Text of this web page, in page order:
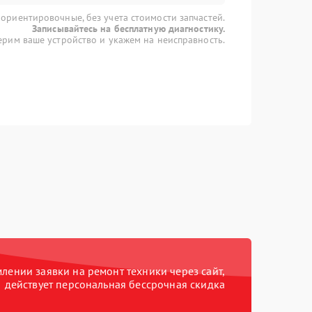
без учета стоимости запчастей.
Записывайтесь на бесплатную диагностику.
ваше устройство и укажем на неисправность.
заявки на ремонт техники через сайт,
действует персональная бессрочная скидка